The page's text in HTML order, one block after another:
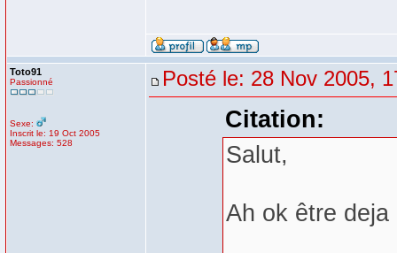
Toto91
Passionné
Sexe:
Inscrit le: 19 Oct 2005
Messages: 528
Posté le: 28 Nov 2005,
Citation:
Salut,
Ah ok être